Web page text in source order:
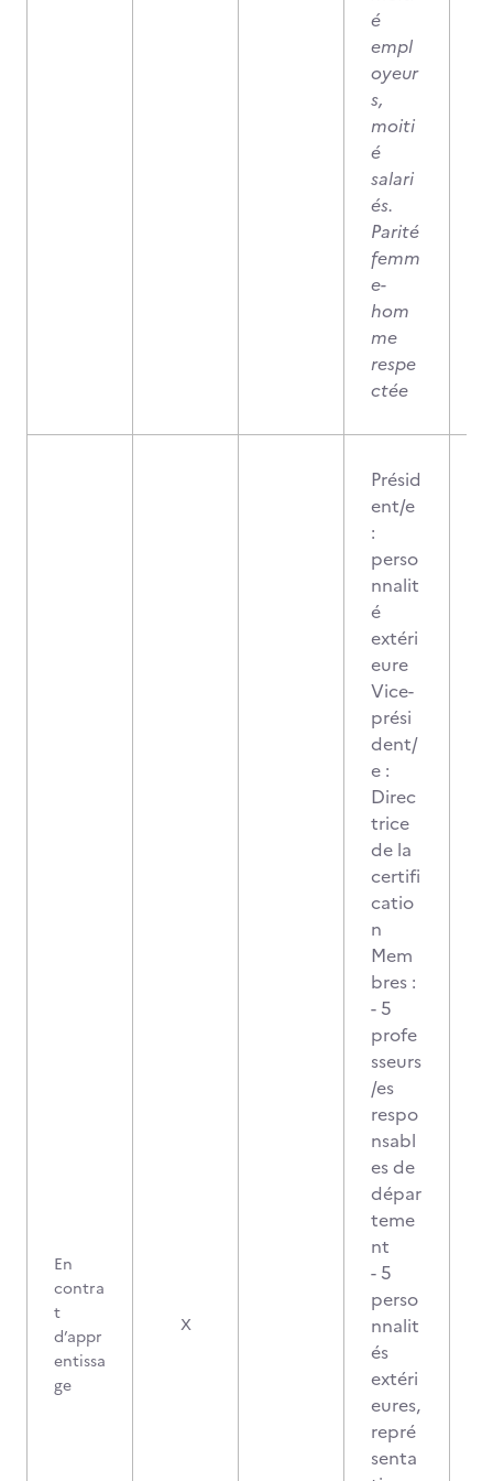
é
empl
oyeur
s,
moiti
é
salari
és.
Parité
femm
e-
hom
me
respe
ctée
En
contra
t
d’appr
entissa
ge
X
Présid
ent/e
:
perso
nnalit
é
extéri
eure
Vice-
prési
dent/
e :
Direc
trice
de la
certifi
catio
n
Mem
bres :
- 5
profe
sseurs
/es
respo
nsabl
es de
dépar
teme
nt
- 5
perso
nnalit
és
extéri
eures,
repré
senta